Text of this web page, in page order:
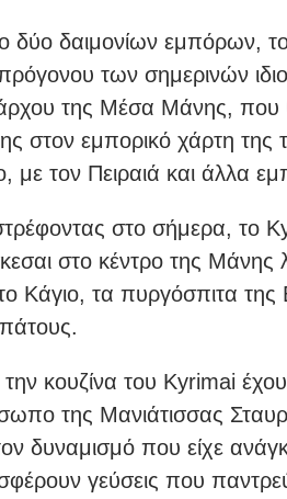
δύο δαιμονίων εμπόρων,
των σημερινών
της Μέσα Μάνης, που
στον εμπορικό χάρτη της
με τον Πειραιά και άλλα
στο σήμερα, το
στο κέντρο της Μάνης
Κάγιο, τα πυργόσπιτα της
κουζίνα του Kyrimai
της Μανιάτισσας
δυναμισμό που είχε
γεύσεις που